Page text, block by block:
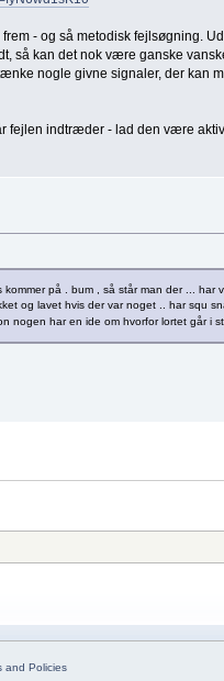
- og så metodisk fejlsøgning.
så kan det nok være ganske
nogle givne signaler, der kan
indtræder - lad den være
på . bum , så står man der ...
og lavet hvis der var noget .. har squ
har en ide om hvorfor lortet går i
and Policies